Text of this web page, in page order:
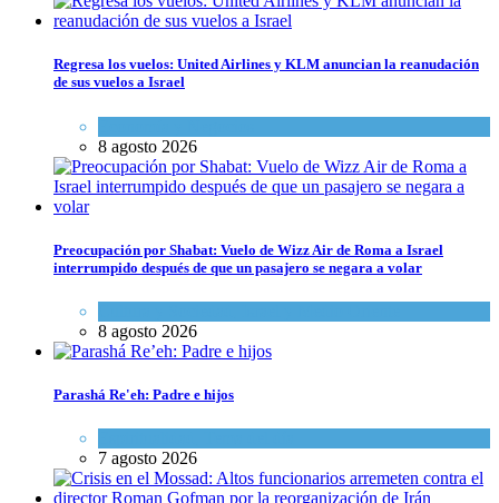
Regresa los vuelos: United Airlines y KLM anuncian la reanudación
de sus vuelos a Israel
8 agosto 2026
Preocupación por Shabat: Vuelo de Wizz Air de Roma a Israel
interrumpido después de que un pasajero se negara a volar
8 agosto 2026
Parashá Re'eh: Padre e hijos
7 agosto 2026